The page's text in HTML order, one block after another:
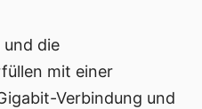
die
mit einer
Verbindung und